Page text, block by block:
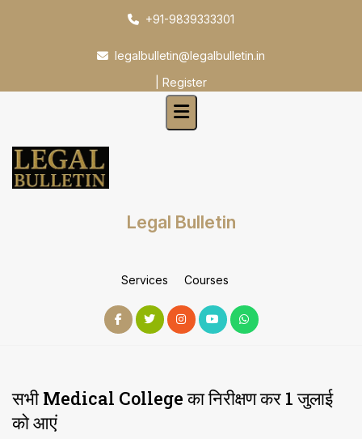
+91-9839333301
legalbulletin@legalbulletin.in
Register
Legal Bulletin
Services Courses
सभी Medical College का निरीक्षण कर 1 जुलाई
को आएं